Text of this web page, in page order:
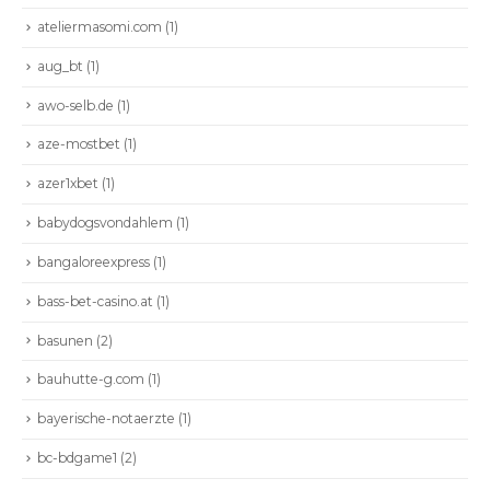
ateliermasomi.com (1)
aug_bt (1)
awo-selb.de (1)
aze-mostbet (1)
azer1xbet (1)
babydogsvondahlem (1)
bangaloreexpress (1)
bass-bet-casino.at (1)
basunen (2)
bauhutte-g.com (1)
bayerische-notaerzte (1)
bc-bdgame1 (2)